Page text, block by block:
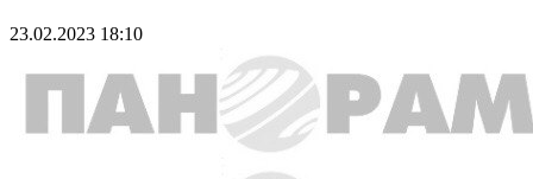
23.02.2023 18:10